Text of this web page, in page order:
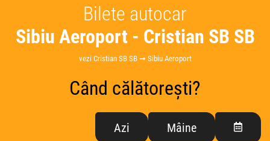
Bilete autocar
Sibiu Aeroport - Cristian SB SB
vezi Cristian SB SB ➞ Sibiu Aeroport
Când călătorești?
Azi Mâine